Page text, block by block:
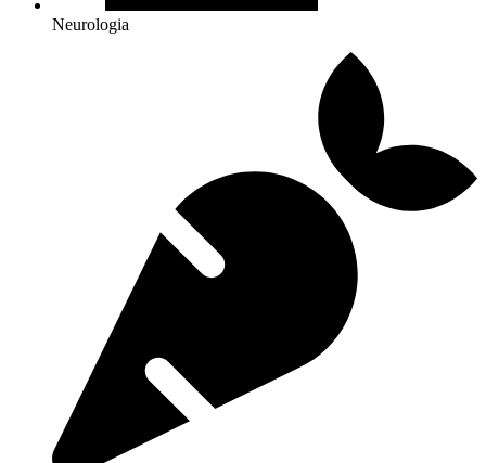
Neurologia